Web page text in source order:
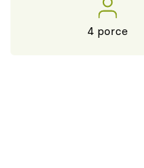
4 porce